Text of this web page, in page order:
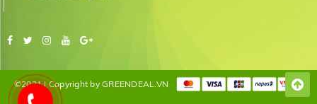
©2021 | Copyright by GREENDEAL.VN